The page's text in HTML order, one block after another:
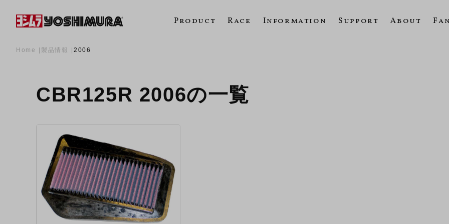
Product Race Information Support About
Home 製品情報 2006
CBR125R 2006の一覧